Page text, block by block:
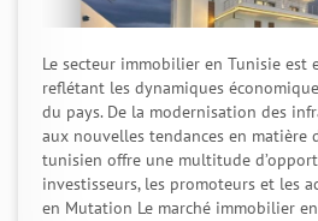
Le secteur immobilier en Tunisie est
reflétant les dynamiques
du pays. De la modernisation des
aux nouvelles tendances en matière
tunisien offre une multitude
investisseurs, les promoteurs et les
en Mutation Le marché immobilier en